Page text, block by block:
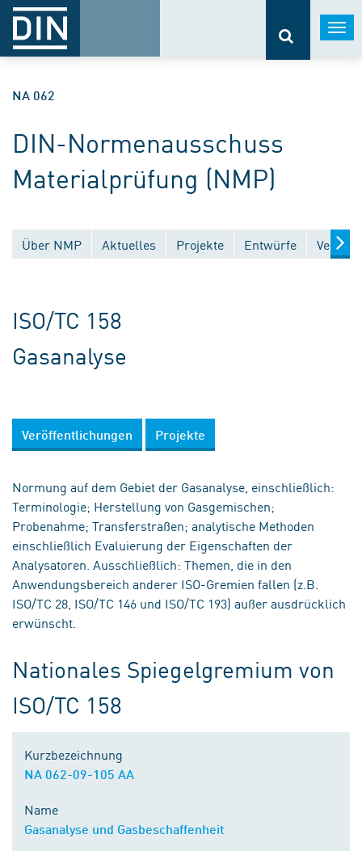
NA 062
DIN-Normenausschuss
Materialprüfung (NMP)
Über NMP Aktuelles Projekte Entwürfe
ISO/TC 158
Gasanalyse
Veröffentlichungen Projekte
Normung auf dem Gebiet der Gasanalyse, einschließlich:
Terminologie; Herstellung von Gasgemischen;
Probenahme; Transferstraßen; analytische Methoden
einschließlich Evaluierung der Eigenschaften der
Analysatoren. Ausschließlich: Themen, die in den
Anwendungsbereich anderer ISO-Gremien fallen (z.B.
ISO/TC 28, ISO/TC 146 und ISO/TC 193) außer ausdrücklich
erwünscht.
Nationales Spiegelgremium von
ISO/TC 158
Kurzbezeichnung
NA 062-09-105 AA
Name
Gasanalyse und Gasbeschaffenheit